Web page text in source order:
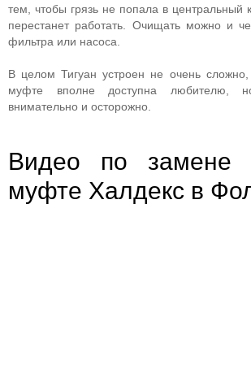
тем, чтобы грязь не попала в центральный
перестанет работать. Очищать можно и
фильтра или насоса.
В целом Тигуан устроен не очень
муфте вполне доступна любителю,
внимательно и осторожно.
Видео по замене
муфте Халдекс в